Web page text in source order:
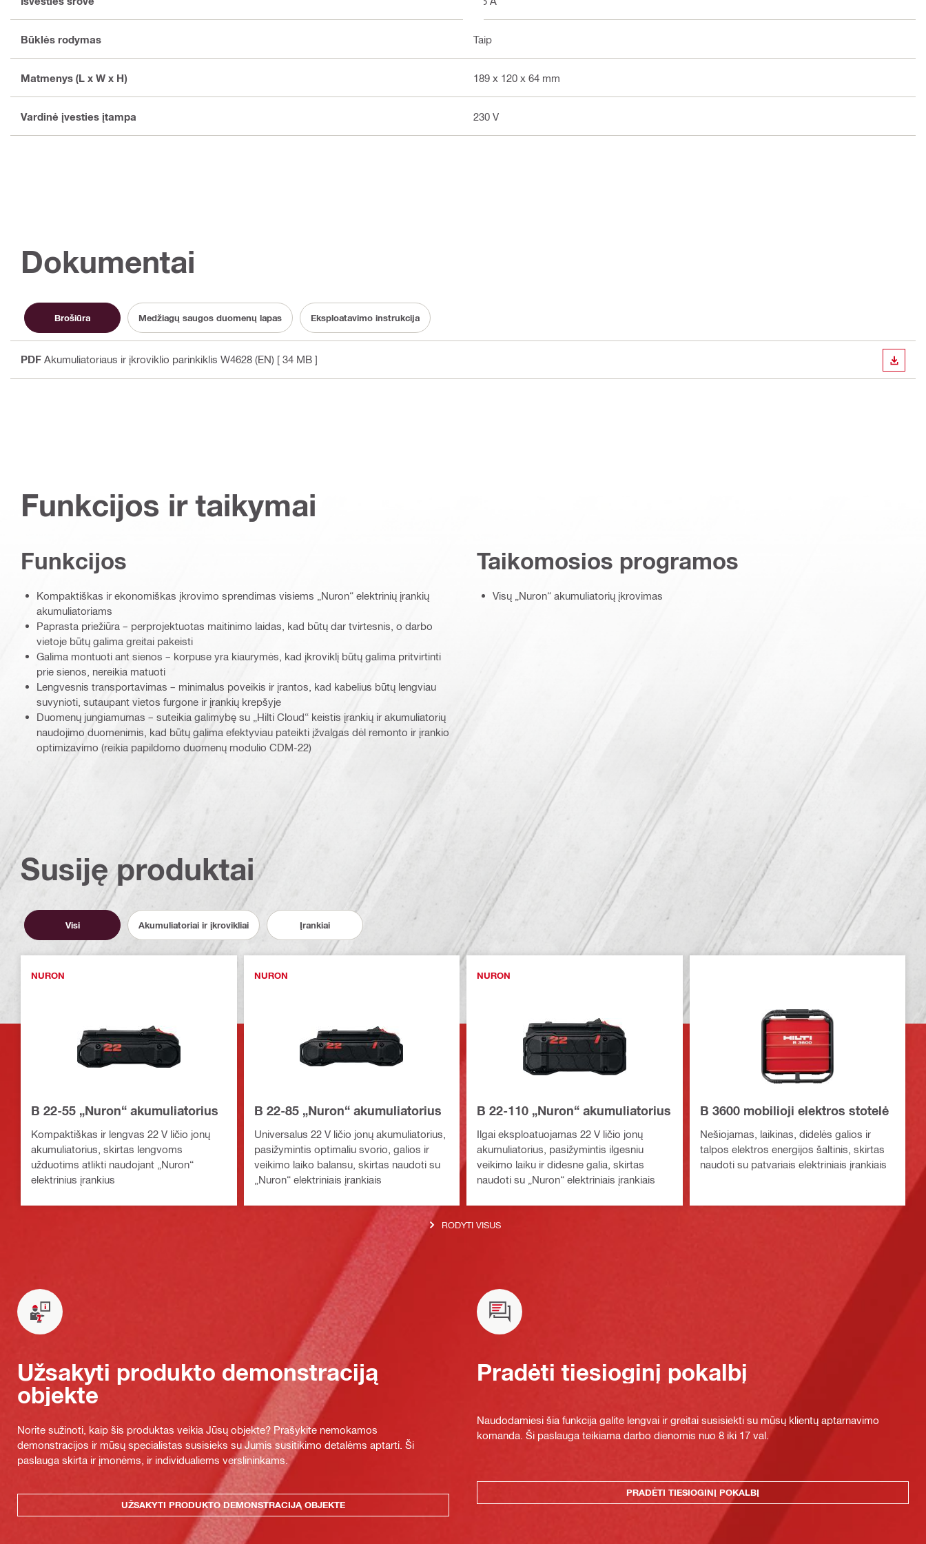
Būklės rodymas Taip
Matmenys (L x W x H) 189 x 120 x 64 mm
Vardinė įvesties įtampa 230 V
Dokumentai
Brošiūra Medžiagų saugos duomenų lapas Eksploatavimo instrukcija
PDF Akumuliatoriaus ir įkroviklio parinkiklis W4628 (EN) [ 34 MB ]
Funkcijos ir taikymai
Funkcijos
Kompaktiškas ir ekonomiškas įkrovimo sprendimas visiems „Nuron“ elektrinių įrankių
akumuliatoriams
Paprasta priežiūra – perprojektuotas maitinimo laidas, kad būtų dar tvirtesnis, o darbo
vietoje būtų galima greitai pakeisti
Galima montuoti ant sienos – korpuse yra kiaurymės, kad įkroviklį būtų galima pritvirtinti
prie sienos, nereikia matuoti
Lengvesnis transportavimas – minimalus poveikis ir įrantos, kad kabelius būtų lengviau
suvynioti, sutaupant vietos furgone ir įrankių krepšyje
Duomenų jungiamumas – suteikia galimybę su „Hilti Cloud“ keistis įrankių ir akumuliatorių
naudojimo duomenimis, kad būtų galima efektyviau pateikti įžvalgas dėl remonto ir įrankio
optimizavimo (reikia papildomo duomenų modulio CDM-22)
Taikomosios programos
Visų „Nuron“ akumuliatorių įkrovimas
Susiję produktai
Visi Akumuliatoriai ir įkrovikliai Įrankiai
NURON
B 22-55 „Nuron“ akumuliatorius
Kompaktiškas ir lengvas 22 V ličio jonų
akumuliatorius, skirtas lengvoms
užduotims atlikti naudojant „Nuron“
elektrinius įrankius
NURON
B 22-85 „Nuron“ akumuliatorius
Universalus 22 V ličio jonų akumuliatorius,
pasižymintis optimaliu svorio, galios ir
veikimo laiko balansu, skirtas naudoti su
„Nuron“ elektriniais įrankiais
NURON
B 22-110 „Nuron“ akumuliatorius
Ilgai eksploatuojamas 22 V ličio jonų
akumuliatorius, pasižymintis ilgesniu
veikimo laiku ir didesne galia, skirtas
naudoti su „Nuron“ elektriniais įrankiais
B 3600 mobilioji elektros stotelė
Nešiojamas, laikinas, didelės galios ir
talpos elektros energijos šaltinis, skirtas
naudoti su patvariais elektriniais įrankiais
RODYTI VISUS
Užsakyti produkto demonstraciją
objekte
Norite sužinoti, kaip šis produktas veikia Jūsų objekte? Prašykite nemokamos
demonstracijos ir mūsų specialistas susisieks su Jumis susitikimo detalėms aptarti. Ši
paslauga skirta ir įmonėms, ir individualiems verslininkams.
UŽSAKYTI PRODUKTO DEMONSTRACIJĄ OBJEKTE
Pradėti tiesioginį pokalbį
Naudodamiesi šia funkcija galite lengvai ir greitai susisiekti su mūsų klientų aptarnavimo
komanda. Ši paslauga teikiama darbo dienomis nuo 8 iki 17 val.
PRADĖTI TIESIOGINĮ POKALBĮ